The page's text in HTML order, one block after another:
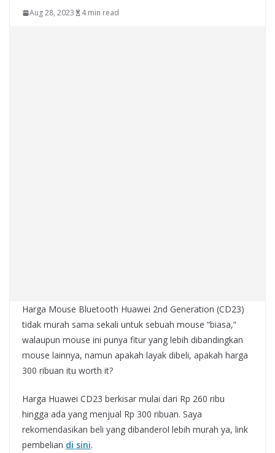
Aug 28, 2023 4 min read
Harga Mouse Bluetooth Huawei 2nd Generation (CD23)
tidak murah sama sekali untuk sebuah mouse “biasa,”
walaupun mouse ini punya fitur yang lebih dibandingkan
mouse lainnya, namun apakah layak dibeli, apakah harga
300 ribuan itu worth it?
Harga Huawei CD23 berkisar mulai dari Rp 260 ribu
hingga ada yang menjual Rp 300 ribuan. Saya
rekomendasikan beli yang dibanderol lebih murah ya, link
pembelian di sini.